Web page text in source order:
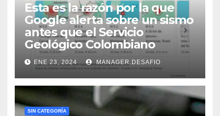
Esta es la razón por la que
Google alerta sobre un sismo
antes que el Servicio
Geológico Colombiano
ENE 23, 2024 MANAGER.DESAFIO
SIN CATEGORÍA